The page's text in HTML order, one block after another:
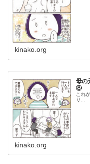
kinako.org
母の
⑧
これ
り...
kinako.org